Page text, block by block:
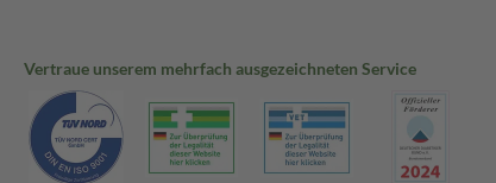
Vertraue unserem mehrfach ausgezeichneten Service